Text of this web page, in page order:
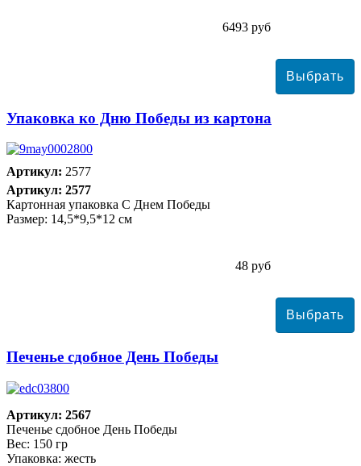
6493 руб
Упаковка ко Дню Победы из картона
Артикул: 2577
Артикул: 2577
Картонная упаковка С Днем Победы
Размер: 14,5*9,5*12 см
48 руб
Печенье сдобное День Победы
Артикул: 2567
Печенье сдобное День Победы
Вес: 150 гр
Упаковка: жесть